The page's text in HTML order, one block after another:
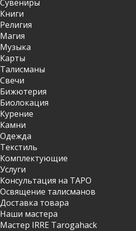
Сувениры
Книги
Религия
Магия
Музыка
Карты
Талисманы
Свечи
Бижютерия
Биолокация
Курение
Камни
Одежда
Текстиль
Комплектующие
Услуги
Консультация на ТАРО
Освящение талисманов
Доставка товара
Наши мастера
Мастер IRRE Tarogahack